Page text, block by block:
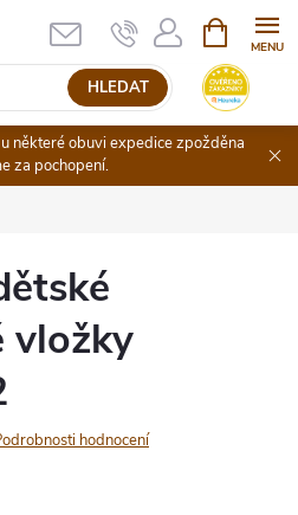
HLEDAT
NÁKUPNÍ
KOŠÍK
některé obuvi expedice zpožděna
za pochopení.
vložky
hodnocení